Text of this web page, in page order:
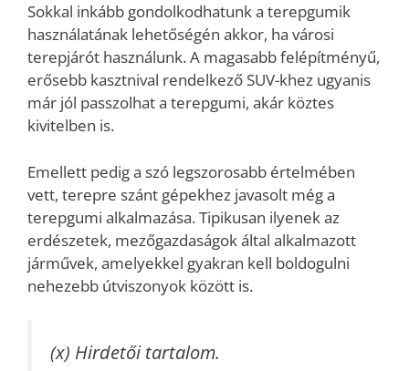
Sokkal inkább gondolkodhatunk a terepgumik
használatának lehetőségén akkor, ha városi
terepjárót használunk. A magasabb felépítményű,
erősebb kasztnival rendelkező SUV-khez ugyanis
már jól passzolhat a terepgumi, akár köztes
kivitelben is.
Emellett pedig a szó legszorosabb értelmében
vett, terepre szánt gépekhez javasolt még a
terepgumi alkalmazása. Tipikusan ilyenek az
erdészetek, mezőgazdaságok által alkalmazott
járművek, amelyekkel gyakran kell boldogulni
nehezebb útviszonyok között is.
(x) Hirdetői tartalom.